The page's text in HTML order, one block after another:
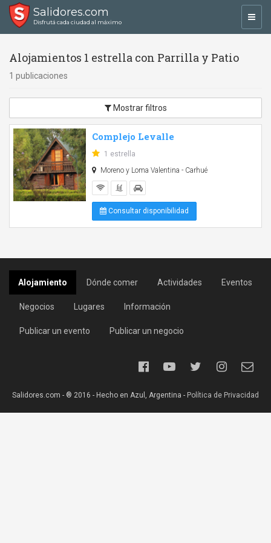
Salidores.com
Disfrutá cada ciudad al máximo
Alojamientos 1 estrella con Parrilla y Patio
1 publicaciones
Mostrar filtros
Complejo Levalle
1 estrella
Moreno y Loma Valentina - Carhué
Consultar disponibilidad
Alojamiento Dónde comer Actividades Eventos
Negocios Lugares Información
Publicar un evento Publicar un negocio
Salidores.com - ® 2016 - Hecho en Azul, Argentina - Política de Privacidad